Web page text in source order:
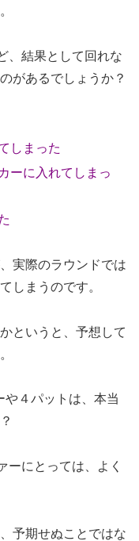
、結果として回れな
があるでしょうか？
しまった
ーに入れてしまっ
実際のラウンドでは
しまうのです。
というと、予想して
や４パットは、本当
ーにとっては、よく
予期せぬことではな